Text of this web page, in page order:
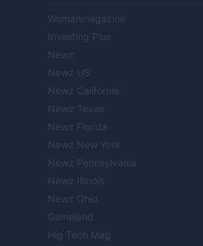
Womanmagazine
Investing Plus
Newz
Newz US
Newz California
Newz Texas
Newz Florida
Newz New York
Newz Pennsylvania
Newz Illinois
Newz Ohio
Gameland
Hig Tech Mag